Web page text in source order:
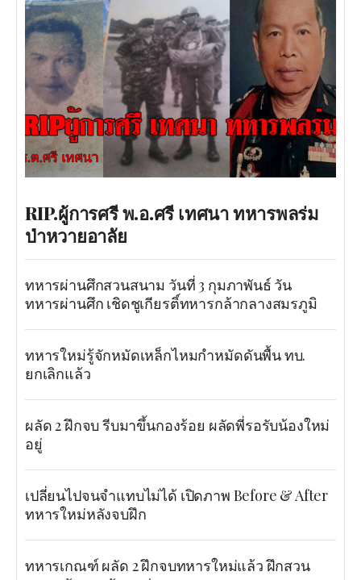
RIP.ผู้การศรี พ.อ.ศรี เทศนา ทหารพลร่ม
ป่าหวายอาลัย
ทหารผ่านศึกสวนสนาม วันที่ 3 กุมภาพันธ์ วัน
ทหารผ่านศึก เชิดชูเกียรติ์ทหารกล้ากลางสมรภูมิ
ทหารใหม่รู้จักหมัดเหล็กไหมกำหมัดดันพื้น ทบ.
ยกเลิกแล้ว
ผลัด 2 ฝึกจบ รีบมาขึ้นกองร้อย ผลัดพี่รอรับน้องใหม่
อยู่
เปลี่ยนไปจนจำแทบไม่ได้ เปิดภาพ Before & After
ทหารใหม่หลังจบฝึก
ทหารเกณฑ์ ผลัด 2 ฝึกจบทหารใหม่แล้ว ฝึกสวน